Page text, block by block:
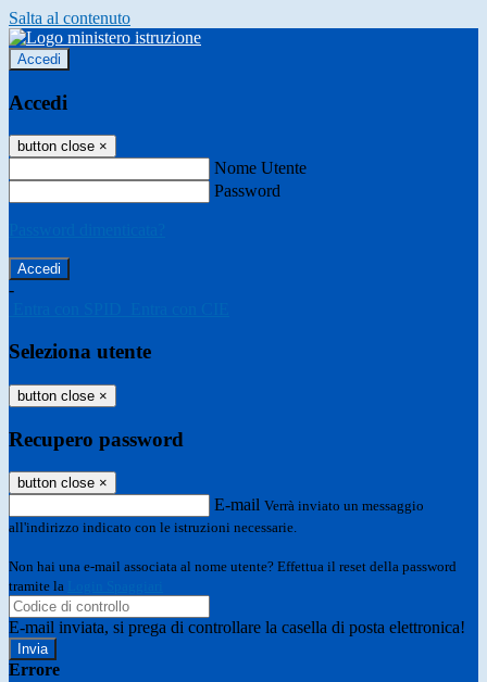
Salta al contenuto
Accedi
Accedi
button close ×
Nome Utente
Password
-
Seleziona utente
button close ×
Recupero password
button close ×
E-mail Verrà inviato un messaggio
all'indirizzo indicato con le istruzioni necessarie.
Non hai una e-mail associata al nome utente? Effettua il reset della password
tramite la
E-mail inviata, si prega di controllare la casella di posta elettronica!
Errore